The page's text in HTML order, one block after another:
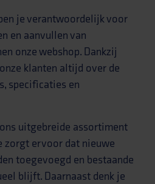
je verantwoordelijk voor
en aanvullen van
onze webshop. Dankzij
klanten altijd over de
specificaties en
uitgebreide assortiment
zorgt ervoor dat nieuwe
toegevoegd en bestaande
blijft. Daarnaast denk je